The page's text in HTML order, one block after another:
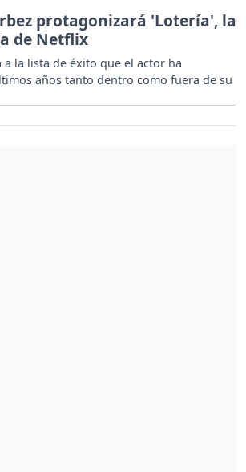
protagonizará 'Lotería', la
de Netflix
a la lista de éxito que el actor ha
años tanto dentro como fuera de su